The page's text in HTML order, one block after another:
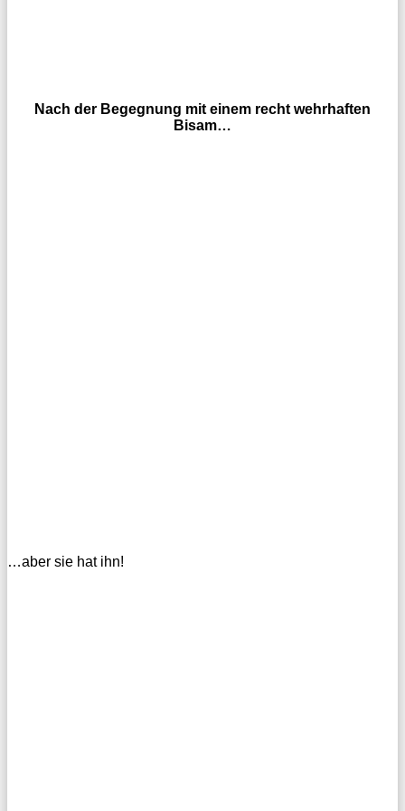
Nach der Begegnung mit einem recht wehrhaften
Bisam…
…aber sie hat ihn!